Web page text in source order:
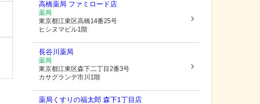
高橋薬局 ファミロード店
薬局
東京都江東区高橋14番25号
ヒシヌマビル1階
長谷川薬局
薬局
東京都江東区森下二丁目2番3号
カサグランデ市川1階
薬局くすりの福太郎 森下1丁目店